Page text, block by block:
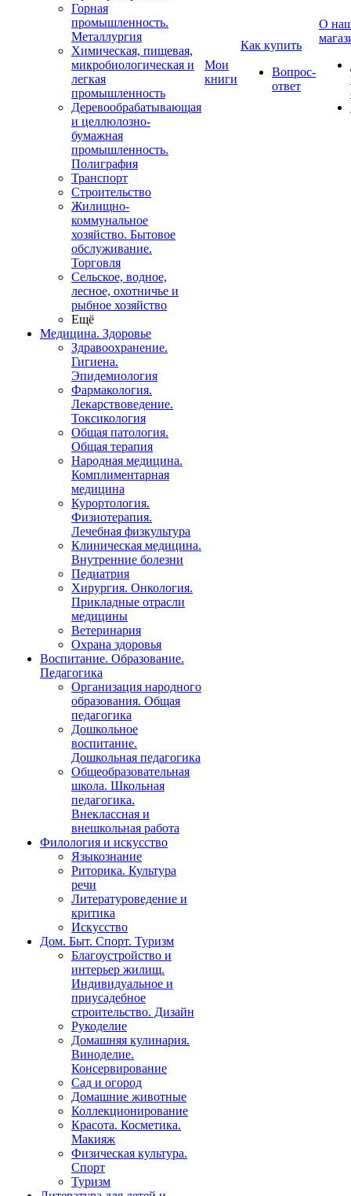
Горная
промышленность.
Металлургия
Химическая, пищевая,
микробиологическая и
легкая
промышленность
Деревообрабатывающая
и целлюлозно-
бумажная
промышленность.
Полиграфия
Транспорт
Строительство
Жилищно-
коммунальное
хозяйство. Бытовое
обслуживание.
Торговля
Сельское, водное,
лесное, охотничье и
рыбное хозяйство
Ещё
Медицина. Здоровье
Здравоохранение.
Гигиена.
Эпидемиология
Фармакология.
Лекарствоведение.
Токсикология
Общая патология.
Общая терапия
Народная медицина.
Комплиментарная
медицина
Курортология.
Физиотерапия.
Лечебная физкультура
Клиническая медицина.
Внутренние болезни
Педиатрия
Хирургия. Онкология.
Прикладные отрасли
медицины
Ветеринария
Охрана здоровья
Воспитание. Образование.
Педагогика
Организация народного
образования. Общая
педагогика
Дошкольное
воспитание.
Дошкольная педагогика
Общеобразовательная
школа. Школьная
педагогика.
Внеклассная и
внешкольная работа
Филология и искусство
Языкознание
Риторика. Культура
речи
Литературоведение и
критика
Искусство
Дом. Быт. Спорт. Туризм
Благоустройство и
интерьер жилищ.
Индивидуальное и
приусадебное
строительство. Дизайн
Рукоделие
Домашняя кулинария.
Виноделие.
Консервирование
Сад и огород
Домашние животные
Коллекционирование
Красота. Косметика.
Макияж
Физическая культура.
Спорт
Туризм
Мои
книги
Как купить
Вопрос-
ответ
О